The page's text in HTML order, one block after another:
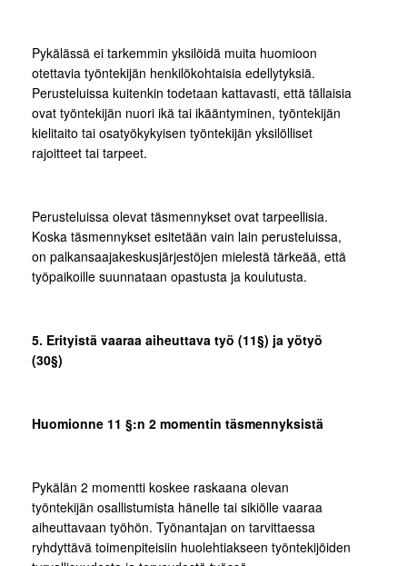
Pykälässä ei tarkemmin yksilöidä muita huomioon
otettavia työntekijän henkilökohtaisia edellytyksiä.
Perusteluissa kuitenkin todetaan kattavasti, että tällaisia
ovat työntekijän nuori ikä tai ikääntyminen, työntekijän
kielitaito tai osatyökykyisen työntekijän yksilölliset
rajoitteet tai tarpeet.
Perusteluissa olevat täsmennykset ovat tarpeellisia.
Koska täsmennykset esitetään vain lain perusteluissa,
on palkansaajakeskusjärjestöjen mielestä tärkeää, että
työpaikoille suunnataan opastusta ja koulutusta.
5. Erityistä vaaraa aiheuttava työ (11§) ja yötyö
(30§)
Huomionne 11 §:n 2 momentin täsmennyksistä
Pykälän 2 momentti koskee raskaana olevan
työntekijän osallistumista hänelle tai sikiölle vaaraa
aiheuttavaan työhön. Työnantajan on tarvittaessa
ryhdyttävä toimenpiteisiin huolehtiakseen työntekijöiden